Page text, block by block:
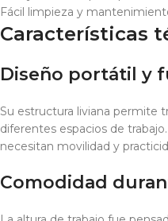
Fácil limpieza y
Características
Diseño portátil y
Su estructura liviana permite
diferentes espacios de
necesitan movilidad y
Comodidad